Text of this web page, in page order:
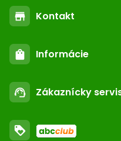
store Kontakt
location_on
Nižné Kapustníky 2 040
email podpora@abc-zoo.sk
shopping_bag Informácie
Môj účet
Kontakt
O nás
support_agent Zákaznícky
Obchodné podmienky
Dodacie podmienky
loyalty